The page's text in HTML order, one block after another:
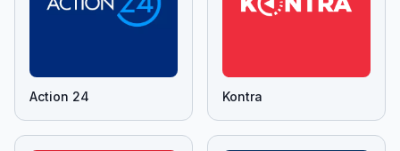
Action 24 Kontra